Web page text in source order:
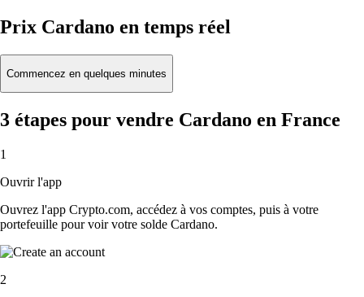
Prix Cardano en temps réel
Commencez en quelques minutes
3 étapes pour vendre Cardano en France
1
Ouvrir l'app
Ouvrez l'app Crypto.com, accédez à vos comptes, puis à votre
portefeuille pour voir votre solde Cardano.
2